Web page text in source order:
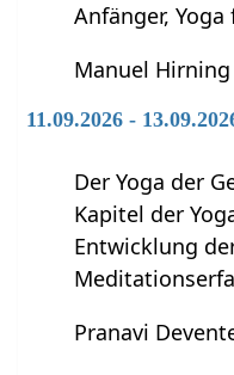
Anfänger,
Manuel Hirning
11.09.2026 -
Der Yoga der
Kapitel der
Entwicklung
Pranavi